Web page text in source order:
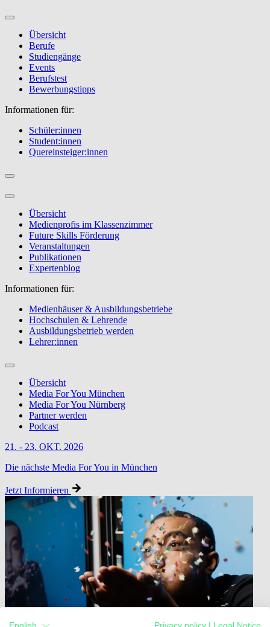
Übersicht
Berufe
Studiengänge
Events
Berufstest
Bewerbungstipps
Informationen für:
Schüler:innen
Student:innen
Quereinsteiger:innen
Übersicht
Medienprofis im Klassenzimmer
Future Skills Förderung
Veranstaltungen
Publikationen
Expertenblog
Informationen für:
Medienhäuser & Ausbildungsbetriebe
Hochschulen & Lehrende
Ausbildungsbetrieb werden
Lehrer:innen
Übersicht
Media For You München
Media For You Nürnberg
Partner werden
Podcast
21. - 23. OKT. 2026
Die nächste Media For You in München
Jetzt Informieren